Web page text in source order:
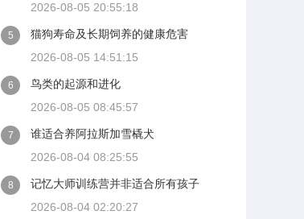
2026-08-05 20:55:18
5
猫狗寿命及长期饲养的健康危害
2026-08-05 14:51:15
6
鸟类的起源和进化
2026-08-05 08:45:57
7
谁适合养阿拉斯加雪橇犬
2026-08-04 08:25:55
8
记忆大师训练营并非适合所有孩子
2026-08-04 02:20:27